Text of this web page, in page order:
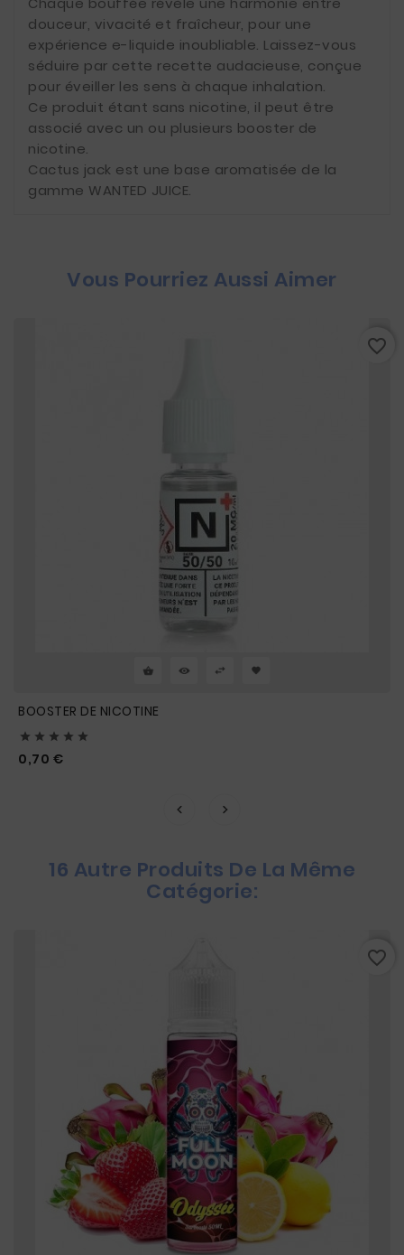
douceur, vivacité et fraîcheur, pour une
expérience e-liquide inoubliable. Laissez-vous
séduire par cette recette audacieuse, conçue
pour éveiller les sens à chaque inhalation.
Ce produit étant sans nicotine, il peut être
associé avec un ou plusieurs booster de
nicotine.
Cactus jack est une base aromatisée de la
gamme WANTED JUICE.
Vous Pourriez Aussi Aimer
BOOSTER DE NICOTINE
    
0,70 €
favorite_border
16 Autre Produits De La Même
Catégorie:
favorite_border